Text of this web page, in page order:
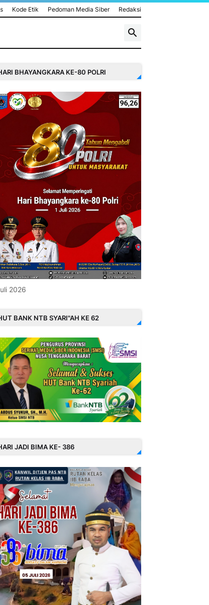
Kode Etik Pedoman Media Siber Redaksi
BHAYANGKARA KE-80 POLRI
2026
BANK NTB SYARI"AH KE 62
JADI BIMA KE- 386